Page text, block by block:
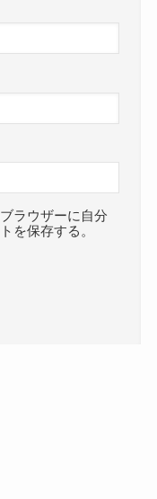
ラウザーに自分
を保存する。